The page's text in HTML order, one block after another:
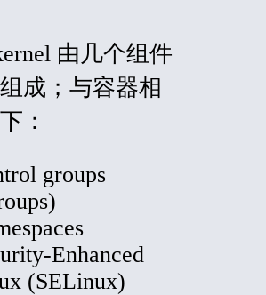
ernel 由几个组件
成；与容器相
：
groups
Enhanced
(SELinux)